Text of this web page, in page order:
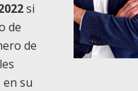
si
de
de
su